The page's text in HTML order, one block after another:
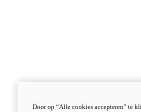
Door op “Alle cookies accepteren” te